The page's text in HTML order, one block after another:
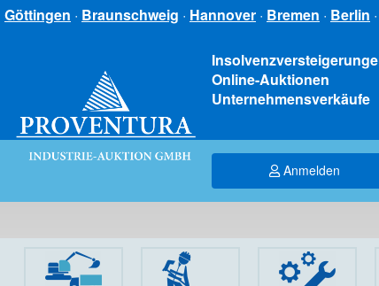
Göttingen · Braunschweig · Hannover · Bremen · Berlin ·
Online-Auktionen
Unternehmensverkäufe
Anmelden